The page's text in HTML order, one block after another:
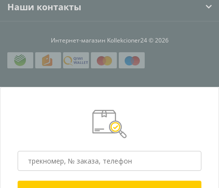
Наши контакты
Интернет-магазин Kollekcioner24 © 2026